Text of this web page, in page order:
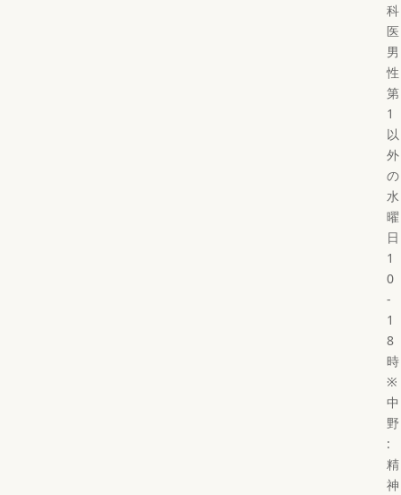
科
医
男
性
第
1
以
外
の
水
曜
日
1
0
-
1
8
時
※
中
野
:
精
神